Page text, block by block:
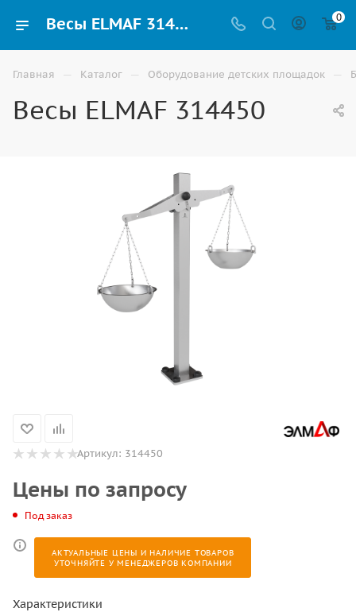
Весы ELMAF 314450 для детского сада и игровой площадки купить в Элисте | ВИНКО 0
Главная — Каталог — Оборудование детских площадок —
Весы ELMAF 314450
Артикул: 314450
Цены по запросу
Под заказ
АКТУАЛЬНЫЕ ЦЕНЫ И НАЛИЧИЕ ТОВАРОВ
УТОЧНЯЙТЕ У МЕНЕДЖЕРОВ КОМПАНИИ
Характеристики